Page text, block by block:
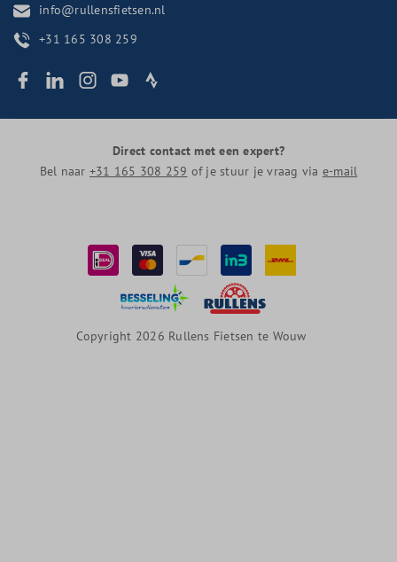
info@rullensfietsen.nl
+31 165 308 259
Direct contact met een expert?
Bel naar +31 165 308 259 of je stuur je vraag via e-mail
Copyright 2026 Rullens Fietsen te Wouw